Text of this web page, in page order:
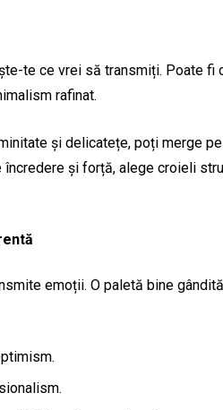
te ce vrei să transmiți. Poate
rafinat.
și delicatețe, poți merge
și forță, alege croieli
emoții. O paletă bine